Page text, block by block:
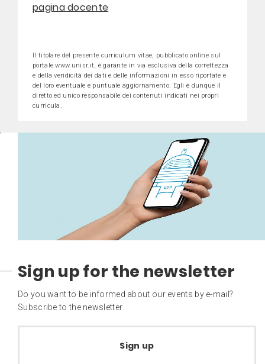
pagina docente
Il titolare del presente curriculum vitae, pubblicato online sul
portale www.unisr.it, è garante in via esclusiva della correttezza
e della veridicità dei dati e delle informazioni in esso riportate e
del loro eventuale e puntuale aggiornamento. Egli è dunque il
diretto ed unico responsabile dei contenuti indicati nei propri
curricula.
Sign up for the newsletter
Do you want to be informed about our events by e-mail?
Subscribe to the newsletter
Sign up